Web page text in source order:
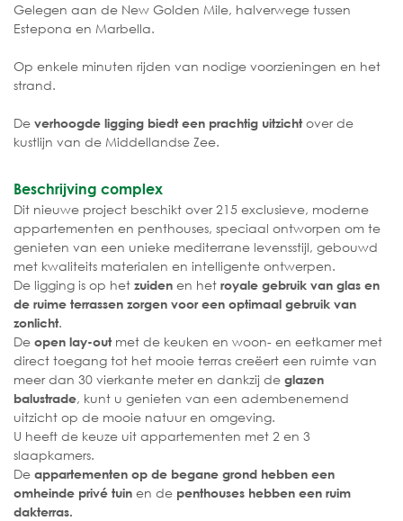
Gelegen aan de New Golden Mile, halverwege tussen
Estepona en Marbella.
Op enkele minuten rijden van nodige voorzieningen en het
strand.
De verhoogde ligging biedt een prachtig uitzichtover de
kustlijn van de Middellandse Zee.
Beschrijving complex
Dit nieuwe project beschikt over 215 exclusieve, moderne
appartementen en penthouses, speciaal ontworpen om te
genieten van een unieke mediterrane levensstijl, gebouwd
met kwaliteits materialen en intelligente ontwerpen.
De ligging is op het zuiden en het royale gebruik van glas en
de ruime terrassen zorgen voor een optimaal gebruik van
zonlicht.
De open lay-outmet de keuken en woon- en eetkamer met
direct toegang tot het mooie terras creëert een ruimte van
meer dan 30 vierkante meter en dankzij de glazen
balustrade, kunt u genieten van een adembenemend
uitzicht op de mooie natuur en omgeving.
U heeft de keuze uit appartementen met 2 en 3
slaapkamers.
De appartementen op de begane grond hebben een
omheinde privé tuin en de penthouses hebben een ruim
dakterras.